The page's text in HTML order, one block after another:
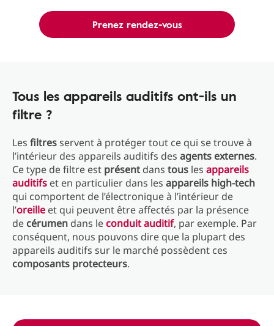
Prenez rendez-vous
Tous les appareils auditifs ont-ils un
filtre ?
Les filtresservent à protéger tout ce qui se trouve à
l’intérieur des appareils auditifs des agents externes.
Ce type de filtre est présent dans tous les appareils
auditifs et en particulier dans les appareils high-tech
qui comportent de l’électronique à l’intérieur de
l’oreille et qui peuvent être affectés par la présence
de cérumen dans leconduit auditif, par exemple. Par
conséquent, nous pouvons dire que la plupart des
appareils auditifs sur le marché possèdent ces
composants protecteurs.